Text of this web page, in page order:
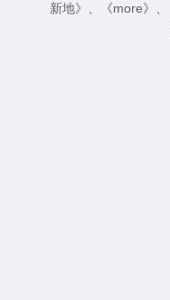
新地》 、 《more》 、